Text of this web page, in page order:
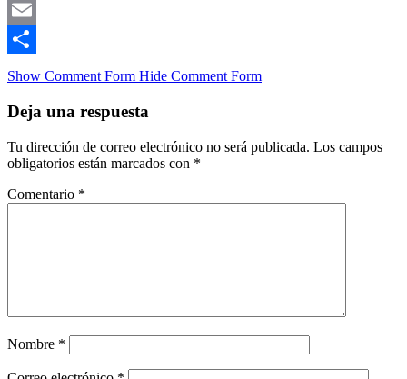
Mastodon
Email
Compartir
Show Comment Form Hide Comment Form
Deja una respuesta
Tu dirección de correo electrónico no será publicada. Los campos
obligatorios están marcados con *
Comentario *
Nombre *